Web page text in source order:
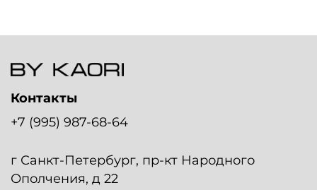
Контакты
+7 (995) 987-68-64
г Санкт-Петербург, пр-кт Народного
Ополчения, д 22